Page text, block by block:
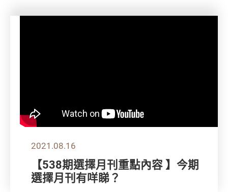
2021.08.16
【538期選擇月刊重點內容 】今期
選擇月刊有咩睇？